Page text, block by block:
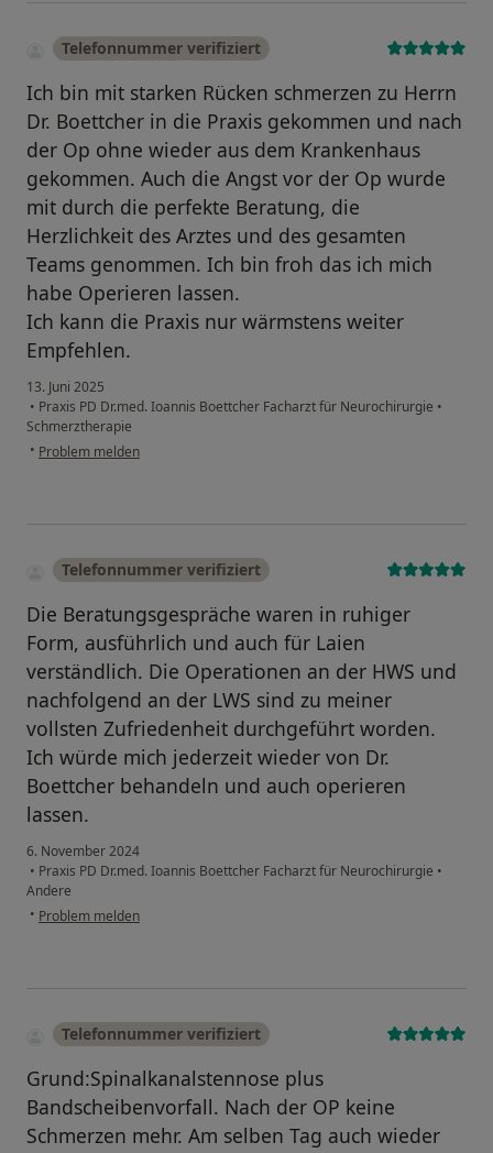
Telefonnummer verifiziert
Ich bin mit starken Rücken schmerzen zu Herrn
Dr. Boettcher in die Praxis gekommen und nach
der Op ohne wieder aus dem Krankenhaus
gekommen. Auch die Angst vor der Op wurde
mit durch die perfekte Beratung, die
Herzlichkeit des Arztes und des gesamten
Teams genommen. Ich bin froh das ich mich
habe Operieren lassen.
Ich kann die Praxis nur wärmstens weiter
Empfehlen.
13. Juni 2025
• Praxis PD Dr.med. Ioannis Boettcher Facharzt für Neurochirurgie •
Schmerztherapie
• Problem melden
Telefonnummer verifiziert
Die Beratungsgespräche waren in ruhiger
Form, ausführlich und auch für Laien
verständlich. Die Operationen an der HWS und
nachfolgend an der LWS sind zu meiner
vollsten Zufriedenheit durchgeführt worden.
Ich würde mich jederzeit wieder von Dr.
Boettcher behandeln und auch operieren
lassen.
6. November 2024
• Praxis PD Dr.med. Ioannis Boettcher Facharzt für Neurochirurgie •
Andere
• Problem melden
Telefonnummer verifiziert
Grund:Spinalkanalstennose plus
Bandscheibenvorfall. Nach der OP keine
Schmerzen mehr. Am selben Tag auch wieder